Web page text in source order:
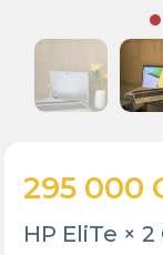
295 000
HP EliTe × 2